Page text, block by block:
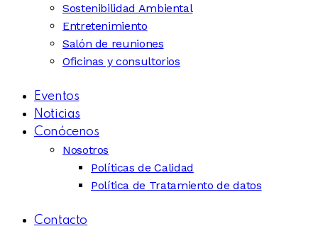
Sostenibilidad Ambiental
Entretenimiento
Salón de reuniones
Oficinas y consultorios
Eventos
Noticias
Conócenos
Nosotros
Políticas de Calidad
Política de Tratamiento de datos
Contacto